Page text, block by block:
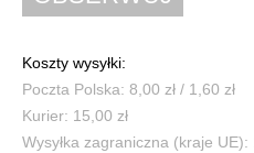
Koszty wysyłki:
Poczta Polska: 8,00 zł / 1,60 zł
Kurier: 15,00 zł
Wysyłka zagraniczna (kraje UE):